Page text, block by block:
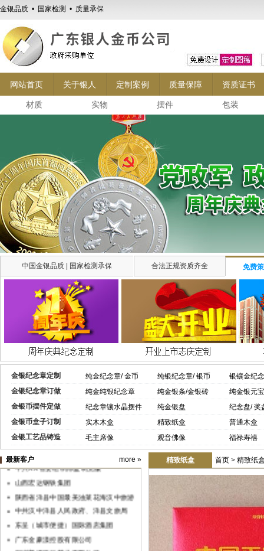
金银品质 • 国家检测 • 质量承保
网站首页 关于银人 定制案例 质量保障 资质证书
材质 实物 摆件 包装
中国金银品质 | 国家检测承保 合法正规资质齐全 免费
金银纪念章定制 纯金纪念章/ 金币 纯银纪念章/ 银币
银镶金纪
金银纪念章订做
纯金纯银纪念章 纯金银条/金银砖
纯金银元宝
金银币摆件定做
纪念章镶水晶摆件 纯金银盘
纪念盘/ 奖
金银币盒子订制
实木木盒 精致纸盒
普通木盒
金银工艺品铸造
毛主席像 观音佛像 福禄寿禧
精致纸盒 首页 > 精致纸
最新客户 more »
中共XX省委组织部监制党徽
山西宏达钢铁集团
陕西省洋县中国最美油菜花海汉中旅游
文化节
中共汉中洋县人民政府、洋县文旅局
广东金豪漾控股有限公司
深圳普洱银行茶业有限公司